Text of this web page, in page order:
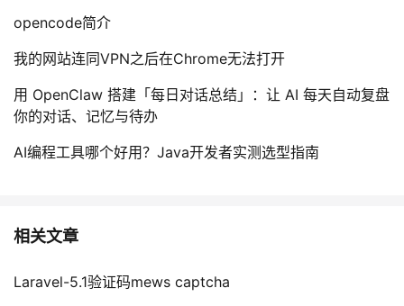
opencode简介
我的网站连同VPN之后在Chrome无法打开
用 OpenClaw 搭建「每日对话总结」：让 AI 每天自动复盘
你的对话、记忆与待办
AI编程工具哪个好用？Java开发者实测选型指南
相关文章
Laravel-5.1验证码mews captcha